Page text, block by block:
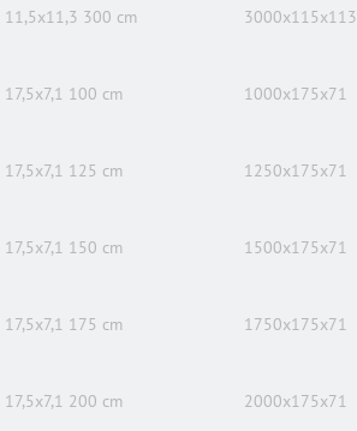
11,5x11,3 300 cm 3000x115x113
17,5x7,1 100 cm 1000x175x71
17,5x7,1 125 cm 1250x175x71
17,5x7,1 150 cm 1500x175x71
17,5x7,1 175 cm 1750x175x71
17,5x7,1 200 cm 2000x175x71